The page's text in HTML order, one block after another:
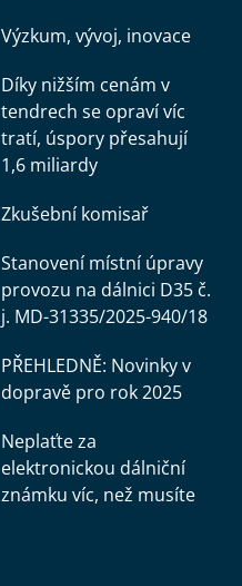
Výzkum, vývoj, inovace
Díky nižším cenám v
tendrech se opraví víc
tratí, úspory přesahují
1,6 miliardy
Zkušební komisař
Stanovení místní úpravy
provozu na dálnici D35 č.
j. MD-31335/2025-940/18
PŘEHLEDNĚ: Novinky v
dopravě pro rok 2025
Neplaťte za
elektronickou dálniční
známku víc, než musíte